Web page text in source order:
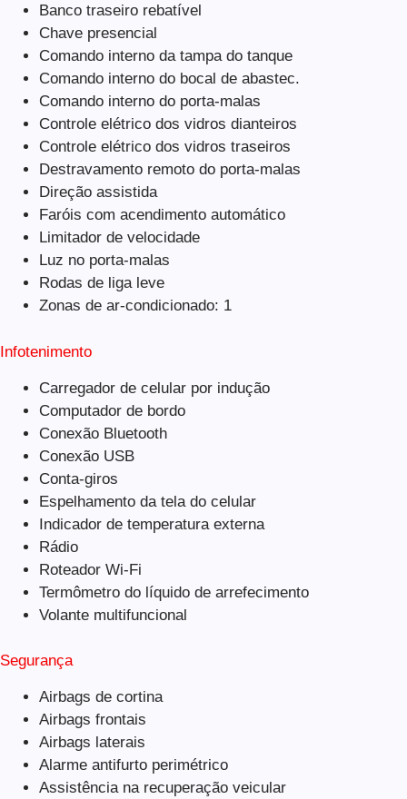
Banco traseiro rebatível
Chave presencial
Comando interno da tampa do tanque
Comando interno do bocal de abastec.
Comando interno do porta-malas
Controle elétrico dos vidros dianteiros
Controle elétrico dos vidros traseiros
Destravamento remoto do porta-malas
Direção assistida
Faróis com acendimento automático
Limitador de velocidade
Luz no porta-malas
Rodas de liga leve
Zonas de ar-condicionado: 1
Infotenimento
Carregador de celular por indução
Computador de bordo
Conexão Bluetooth
Conexão USB
Conta-giros
Espelhamento da tela do celular
Indicador de temperatura externa
Rádio
Roteador Wi-Fi
Termômetro do líquido de arrefecimento
Volante multifuncional
Segurança
Airbags de cortina
Airbags frontais
Airbags laterais
Alarme antifurto perimétrico
Assistência na recuperação veicular